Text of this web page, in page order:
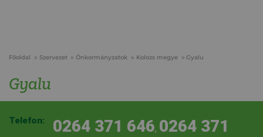
Főoldal Szervezet Önkormányzatok Kolozs megye Gyalu
Gyalu
Telefon: 0264 371 646, 0264 371